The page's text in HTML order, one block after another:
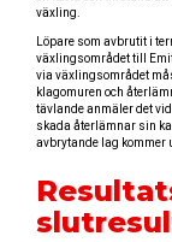
växling.
Löpare som avbrutit i
växlingsområdet till
via växlingsområdet
klagomuren och
tävlande anmäler det
skada återlämnar sin
avbrytande lag kommer